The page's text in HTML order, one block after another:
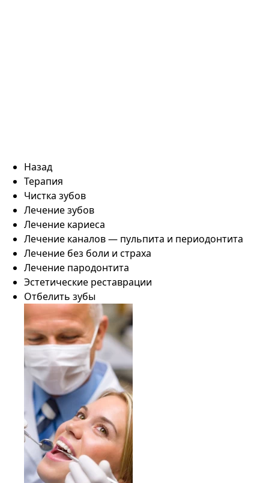
Назад
Терапия
Чистка зубов
Лечение зубов
Лечение кариеса
Лечение каналов — пульпита и периодонтита
Лечение без боли и страха
Лечение пародонтита
Эстетические реставрации
Отбелить зубы